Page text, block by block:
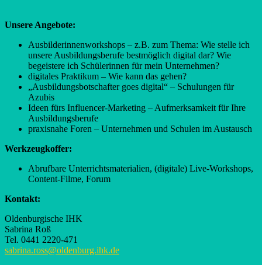
Unsere Angebote:
Ausbilderinnenworkshops – z.B. zum Thema: Wie stelle ich
unsere Ausbildungsberufe bestmöglich digital dar? Wie
begeistere ich Schülerinnen für mein Unternehmen?
digitales Praktikum – Wie kann das gehen?
„Ausbildungsbotschafter goes digital“ – Schulungen für
Azubis
Ideen fürs Influencer-Marketing – Aufmerksamkeit für Ihre
Ausbildungsberufe
praxisnahe Foren – Unternehmen und Schulen im Austausch
Werkzeugkoffer:
Abrufbare Unterrichtsmaterialien, (digitale) Live-Workshops,
Content-Filme, Forum
Kontakt:
Oldenburgische IHK
Sabrina Roß
Tel. 0441 2220-471
sabrina.ross@oldenburg.ihk.de